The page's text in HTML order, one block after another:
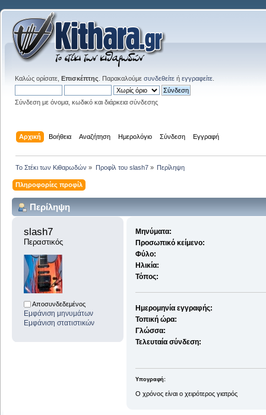
Καλώς ορίσατε, Επισκέπτης . Παρακαλούμε συνδεθείτε ή εγγραφείτε
Σύνδεση με όνομα, κωδικό και διάρκεια σύνδεσης
Αρχική Βοήθεια Αναζήτηση Ημερολόγιο Σύνδεση Εγγραφή
Το Στέκι των Κιθαρωδών » Προφίλ του slash7» Περίληψη
Πληροφορίες προφίλ
Περίληψη
slash7
Περαστικός
Αποσυνδεδεμένος
Εμφάνιση μηνυμάτων
Εμφάνιση στατιστικών
Μηνύματα:
Προσωπικό κείμενο:
Φύλο:
Ηλικία:
Τόπος:
Ημερομηνία εγγραφής:
Τοπική ώρα:
Γλώσσα:
Τελευταία σύνδεση:
Υπογραφή:
Ο χρόνος είναι ο χειρότερος γιατρός